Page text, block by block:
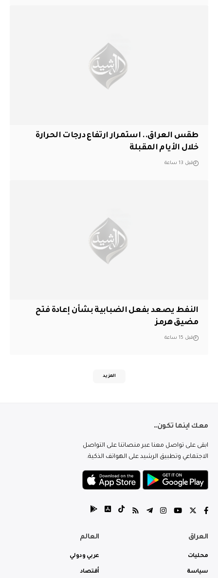
طقس العراق.. استمرار ارتفاع درجات الحرارة
خلال الأيام المقبلة
قبل 13 ساعة
النفط يصعد بفعل الضبابية بشأن إعادة فتح
مضيق هرمز
قبل 15 ساعة
المزيد
معك اينما تكون..
ابقى على تواصل معنا عبر منصاتنا على التواصل
الاجتماعي وتطبيق الرشيد على الهواتف الذكية.
العراق
محليات
سياسة
العالم
عربي ودولي
أقتصاد